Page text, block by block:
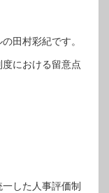
田村彩紀です。
における留意点
した人事評価制